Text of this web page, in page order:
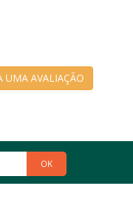
UMA AVALIAÇÃO
OK